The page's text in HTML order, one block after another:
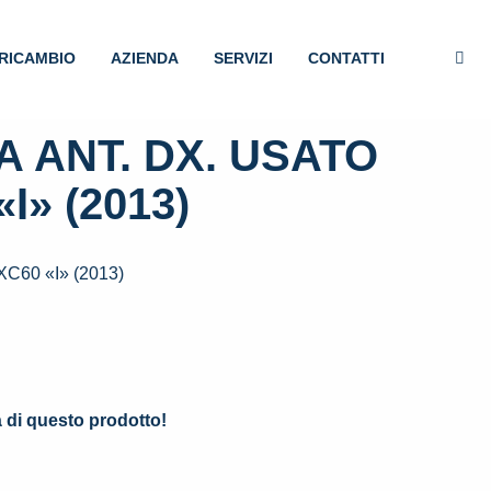
AZIENDA SERVIZI CONTATTI
ANT. DX. USATO
(2013)
«I» (2013)
di questo prodotto!